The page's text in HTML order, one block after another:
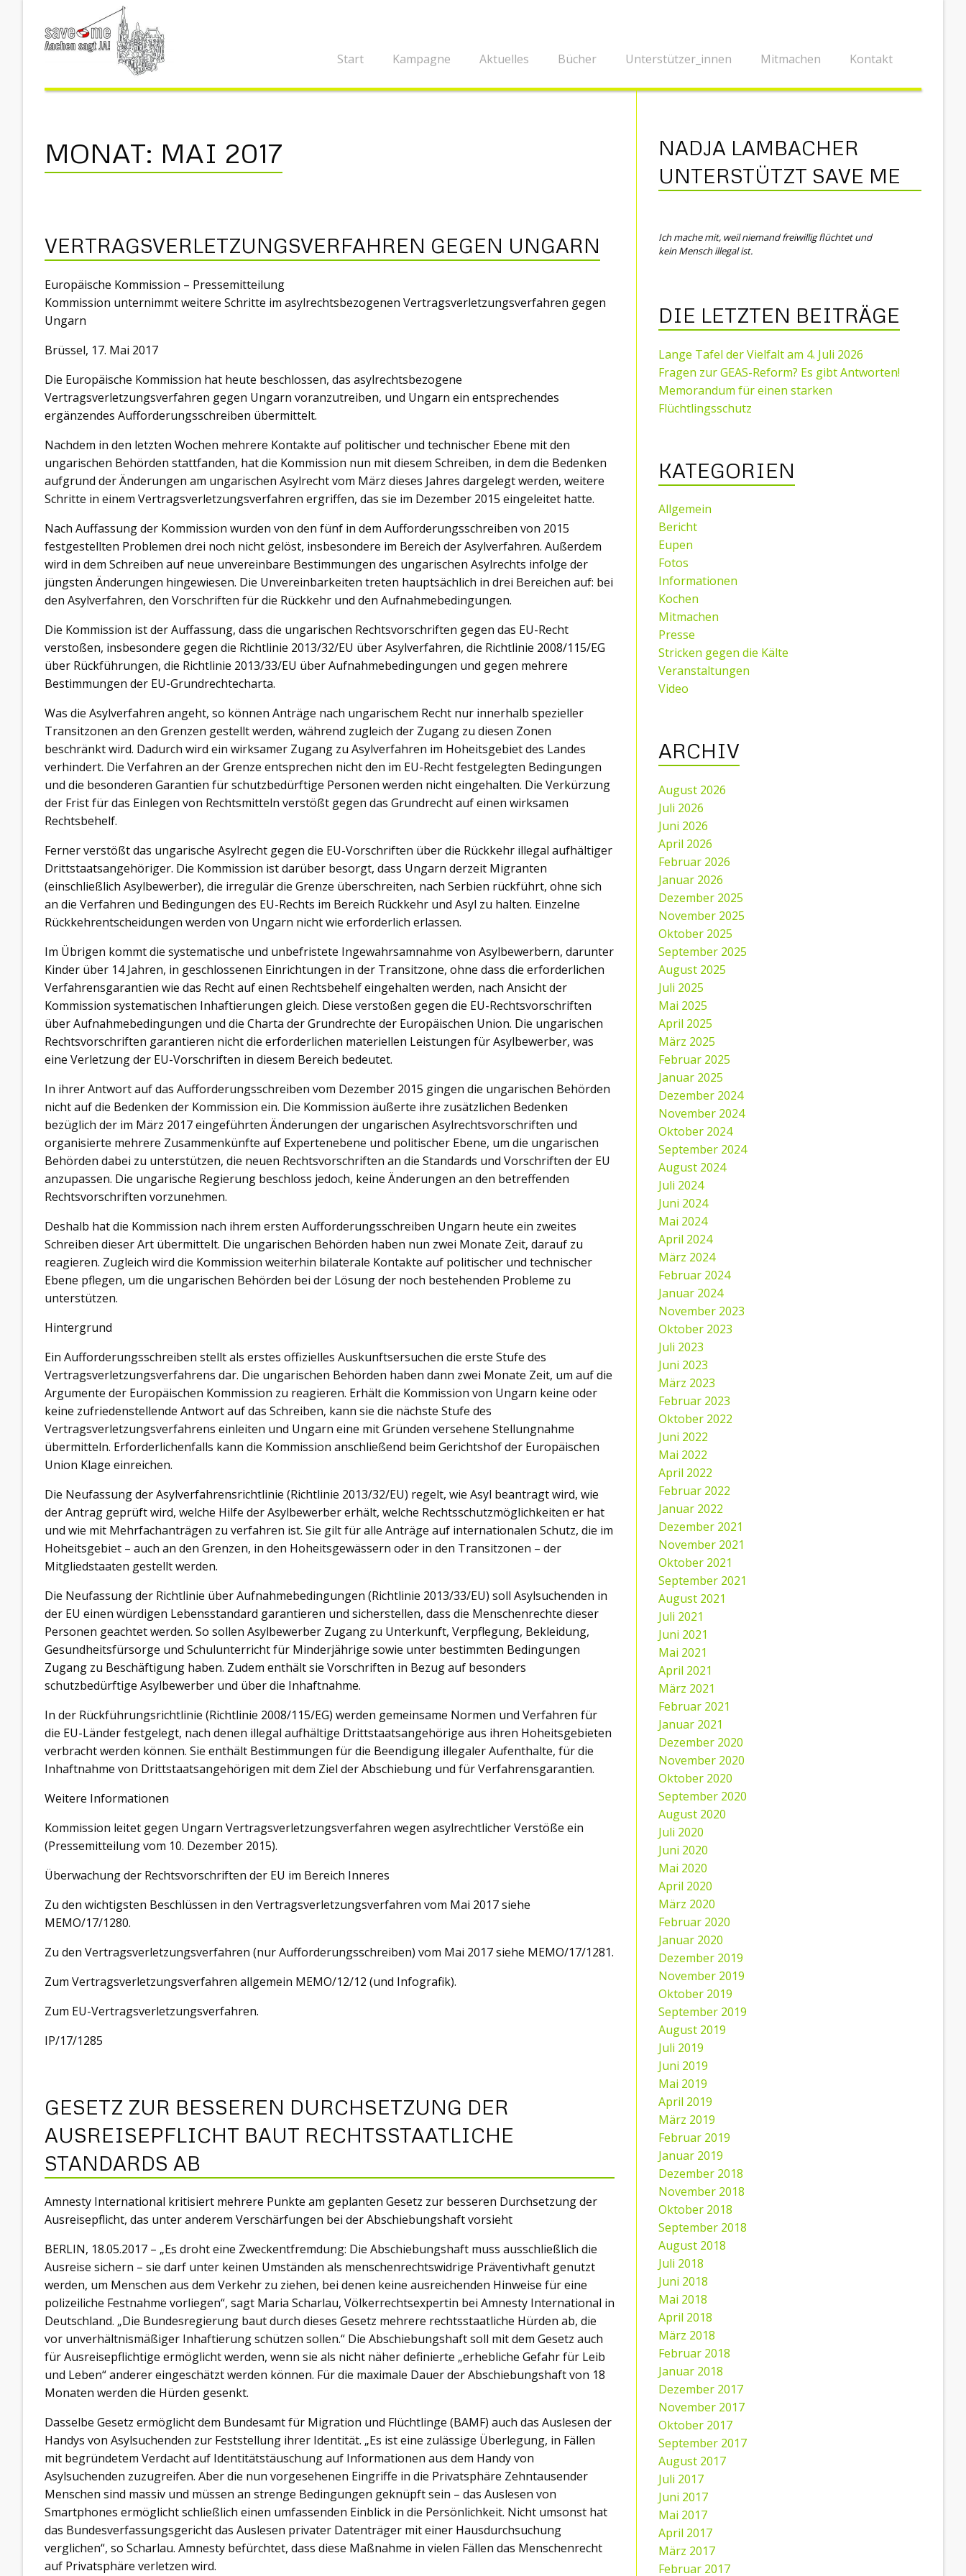
Start Kampagne Aktuelles Bücher Unterstützer_innen Mitmachen Kontakt
MONAT: MAI 2017
VERTRAGSVERLETZUNGSVERFAHREN GEGEN UNGARN
Europäische Kommission – Pressemitteilung
Kommission unternimmt weitere Schritte im asylrechtsbezogenen Vertragsverletzungsverfahren gegen
Ungarn
Brüssel, 17. Mai 2017
Die Europäische Kommission hat heute beschlossen, das asylrechtsbezogene
Vertragsverletzungsverfahren gegen Ungarn voranzutreiben, und Ungarn ein entsprechendes
ergänzendes Aufforderungsschreiben übermittelt.
Nachdem in den letzten Wochen mehrere Kontakte auf politischer und technischer Ebene mit den
ungarischen Behörden stattfanden, hat die Kommission nun mit diesem Schreiben, in dem die Bedenken
aufgrund der Änderungen am ungarischen Asylrecht vom März dieses Jahres dargelegt werden, weitere
Schritte in einem Vertragsverletzungsverfahren ergriffen, das sie im Dezember 2015 eingeleitet hatte.
Nach Auffassung der Kommission wurden von den fünf in dem Aufforderungsschreiben von 2015
festgestellten Problemen drei noch nicht gelöst, insbesondere im Bereich der Asylverfahren. Außerdem
wird in dem Schreiben auf neue unvereinbare Bestimmungen des ungarischen Asylrechts infolge der
jüngsten Änderungen hingewiesen. Die Unvereinbarkeiten treten hauptsächlich in drei Bereichen auf: bei
den Asylverfahren, den Vorschriften für die Rückkehr und den Aufnahmebedingungen.
Die Kommission ist der Auffassung, dass die ungarischen Rechtsvorschriften gegen das EU-Recht
verstoßen, insbesondere gegen die Richtlinie 2013/32/EU über Asylverfahren, die Richtlinie 2008/115/EG
über Rückführungen, die Richtlinie 2013/33/EU über Aufnahmebedingungen und gegen mehrere
Bestimmungen der EU-Grundrechtecharta.
Was die Asylverfahren angeht, so können Anträge nach ungarischem Recht nur innerhalb spezieller
Transitzonen an den Grenzen gestellt werden, während zugleich der Zugang zu diesen Zonen
beschränkt wird. Dadurch wird ein wirksamer Zugang zu Asylverfahren im Hoheitsgebiet des Landes
verhindert. Die Verfahren an der Grenze entsprechen nicht den im EU-Recht festgelegten Bedingungen
und die besonderen Garantien für schutzbedürftige Personen werden nicht eingehalten. Die Verkürzung
der Frist für das Einlegen von Rechtsmitteln verstößt gegen das Grundrecht auf einen wirksamen
Rechtsbehelf.
Ferner verstößt das ungarische Asylrecht gegen die EU-Vorschriften über die Rückkehr illegal aufhältiger
Drittstaatsangehöriger. Die Kommission ist darüber besorgt, dass Ungarn derzeit Migranten
(einschließlich Asylbewerber), die irregulär die Grenze überschreiten, nach Serbien rückführt, ohne sich
an die Verfahren und Bedingungen des EU-Rechts im Bereich Rückkehr und Asyl zu halten. Einzelne
Rückkehrentscheidungen werden von Ungarn nicht wie erforderlich erlassen.
Im Übrigen kommt die systematische und unbefristete Ingewahrsamnahme von Asylbewerbern, darunter
Kinder über 14 Jahren, in geschlossenen Einrichtungen in der Transitzone, ohne dass die erforderlichen
Verfahrensgarantien wie das Recht auf einen Rechtsbehelf eingehalten werden, nach Ansicht der
Kommission systematischen Inhaftierungen gleich. Diese verstoßen gegen die EU-Rechtsvorschriften
über Aufnahmebedingungen und die Charta der Grundrechte der Europäischen Union. Die ungarischen
Rechtsvorschriften garantieren nicht die erforderlichen materiellen Leistungen für Asylbewerber, was
eine Verletzung der EU-Vorschriften in diesem Bereich bedeutet.
In ihrer Antwort auf das Aufforderungsschreiben vom Dezember 2015 gingen die ungarischen Behörden
nicht auf die Bedenken der Kommission ein. Die Kommission äußerte ihre zusätzlichen Bedenken
bezüglich der im März 2017 eingeführten Änderungen der ungarischen Asylrechtsvorschriften und
organisierte mehrere Zusammenkünfte auf Expertenebene und politischer Ebene, um die ungarischen
Behörden dabei zu unterstützen, die neuen Rechtsvorschriften an die Standards und Vorschriften der EU
anzupassen. Die ungarische Regierung beschloss jedoch, keine Änderungen an den betreffenden
Rechtsvorschriften vorzunehmen.
Deshalb hat die Kommission nach ihrem ersten Aufforderungsschreiben Ungarn heute ein zweites
Schreiben dieser Art übermittelt. Die ungarischen Behörden haben nun zwei Monate Zeit, darauf zu
reagieren. Zugleich wird die Kommission weiterhin bilaterale Kontakte auf politischer und technischer
Ebene pflegen, um die ungarischen Behörden bei der Lösung der noch bestehenden Probleme zu
unterstützen.
Hintergrund
Ein Aufforderungsschreiben stellt als erstes offizielles Auskunftsersuchen die erste Stufe des
Vertragsverletzungsverfahrens dar. Die ungarischen Behörden haben dann zwei Monate Zeit, um auf die
Argumente der Europäischen Kommission zu reagieren. Erhält die Kommission von Ungarn keine oder
keine zufriedenstellende Antwort auf das Schreiben, kann sie die nächste Stufe des
Vertragsverletzungsverfahrens einleiten und Ungarn eine mit Gründen versehene Stellungnahme
übermitteln. Erforderlichenfalls kann die Kommission anschließend beim Gerichtshof der Europäischen
Union Klage einreichen.
Die Neufassung der Asylverfahrensrichtlinie (Richtlinie 2013/32/EU) regelt, wie Asyl beantragt wird, wie
der Antrag geprüft wird, welche Hilfe der Asylbewerber erhält, welche Rechtsschutzmöglichkeiten er hat
und wie mit Mehrfachanträgen zu verfahren ist. Sie gilt für alle Anträge auf internationalen Schutz, die im
Hoheitsgebiet – auch an den Grenzen, in den Hoheitsgewässern oder in den Transitzonen – der
Mitgliedstaaten gestellt werden.
Die Neufassung der Richtlinie über Aufnahmebedingungen (Richtlinie 2013/33/EU) soll Asylsuchenden in
der EU einen würdigen Lebensstandard garantieren und sicherstellen, dass die Menschenrechte dieser
Personen geachtet werden. So sollen Asylbewerber Zugang zu Unterkunft, Verpflegung, Bekleidung,
Gesundheitsfürsorge und Schulunterricht für Minderjährige sowie unter bestimmten Bedingungen
Zugang zu Beschäftigung haben. Zudem enthält sie Vorschriften in Bezug auf besonders
schutzbedürftige Asylbewerber und über die Inhaftnahme.
In der Rückführungsrichtlinie (Richtlinie 2008/115/EG) werden gemeinsame Normen und Verfahren für
die EU-Länder festgelegt, nach denen illegal aufhältige Drittstaatsangehörige aus ihren Hoheitsgebieten
verbracht werden können. Sie enthält Bestimmungen für die Beendigung illegaler Aufenthalte, für die
Inhaftnahme von Drittstaatsangehörigen mit dem Ziel der Abschiebung und für Verfahrensgarantien.
Weitere Informationen
Kommission leitet gegen Ungarn Vertragsverletzungsverfahren wegen asylrechtlicher Verstöße ein
(Pressemitteilung vom 10. Dezember 2015).
Überwachung der Rechtsvorschriften der EU im Bereich Inneres
Zu den wichtigsten Beschlüssen in den Vertragsverletzungsverfahren vom Mai 2017 siehe
MEMO/17/1280.
Zu den Vertragsverletzungsverfahren (nur Aufforderungsschreiben) vom Mai 2017 siehe MEMO/17/1281.
Zum Vertragsverletzungsverfahren allgemein MEMO/12/12 (und Infografik).
Zum EU-Vertragsverletzungsverfahren.
IP/17/1285
GESETZ ZUR BESSEREN DURCHSETZUNG DER
AUSREISEPFLICHT BAUT RECHTSSTAATLICHE
STANDARDS AB
Amnesty International kritisiert mehrere Punkte am geplanten Gesetz zur besseren Durchsetzung der
Ausreisepflicht, das unter anderem Verschärfungen bei der Abschiebungshaft vorsieht
BERLIN, 18.05.2017 – „Es droht eine Zweckentfremdung: Die Abschiebungshaft muss ausschließlich die
Ausreise sichern – sie darf unter keinen Umständen als menschenrechtswidrige Präventivhaft genutzt
werden, um Menschen aus dem Verkehr zu ziehen, bei denen keine ausreichenden Hinweise für eine
polizeiliche Festnahme vorliegen“, sagt Maria Scharlau, Völkerrechtsexpertin bei Amnesty International in
Deutschland. „Die Bundesregierung baut durch dieses Gesetz mehrere rechtsstaatliche Hürden ab, die
vor unverhältnismäßiger Inhaftierung schützen sollen.“ Die Abschiebungshaft soll mit dem Gesetz auch
für Ausreisepflichtige ermöglicht werden, wenn sie als nicht näher definierte „erhebliche Gefahr für Leib
und Leben“ anderer eingeschätzt werden können. Für die maximale Dauer der Abschiebungshaft von 18
Monaten werden die Hürden gesenkt.
Dasselbe Gesetz ermöglicht dem Bundesamt für Migration und Flüchtlinge (BAMF) auch das Auslesen der
Handys von Asylsuchenden zur Feststellung ihrer Identität. „Es ist eine zulässige Überlegung, in Fällen
mit begründetem Verdacht auf Identitätstäuschung auf Informationen aus dem Handy von
Asylsuchenden zuzugreifen. Aber die nun vorgesehenen Eingriffe in die Privatsphäre Zehntausender
Menschen sind massiv und müssen an strenge Bedingungen geknüpft sein – das Auslesen von
Smartphones ermöglicht schließlich einen umfassenden Einblick in die Persönlichkeit. Nicht umsonst hat
das Bundesverfassungsgericht das Auslesen privater Datenträger mit einer Hausdurchsuchung
verglichen“, so Scharlau. Amnesty befürchtet, dass diese Maßnahme in vielen Fällen das Menschenrecht
auf Privatsphäre verletzen wird.
NADJA LAMBACHER
UNTERSTÜTZT SAVE ME
Ich mache mit, weil niemand freiwillig flüchtet und
kein Mensch illegal ist.
DIE LETZTEN BEITRÄGE
Lange Tafel der Vielfalt am 4. Juli 2026
Fragen zur GEAS-Reform? Es gibt Antworten!
Memorandum für einen starken
Flüchtlingsschutz
KATEGORIEN
Allgemein
Bericht
Eupen
Fotos
Informationen
Kochen
Mitmachen
Presse
Stricken gegen die Kälte
Veranstaltungen
Video
ARCHIV
August 2026
Juli 2026
Juni 2026
April 2026
Februar 2026
Januar 2026
Dezember 2025
November 2025
Oktober 2025
September 2025
August 2025
Juli 2025
Mai 2025
April 2025
März 2025
Februar 2025
Januar 2025
Dezember 2024
November 2024
Oktober 2024
September 2024
August 2024
Juli 2024
Juni 2024
Mai 2024
April 2024
März 2024
Februar 2024
Januar 2024
November 2023
Oktober 2023
Juli 2023
Juni 2023
März 2023
Februar 2023
Oktober 2022
Juni 2022
Mai 2022
April 2022
Februar 2022
Januar 2022
Dezember 2021
November 2021
Oktober 2021
September 2021
August 2021
Juli 2021
Juni 2021
Mai 2021
April 2021
März 2021
Februar 2021
Januar 2021
Dezember 2020
November 2020
Oktober 2020
September 2020
August 2020
Juli 2020
Juni 2020
Mai 2020
April 2020
März 2020
Februar 2020
Januar 2020
Dezember 2019
November 2019
Oktober 2019
September 2019
August 2019
Juli 2019
Juni 2019
Mai 2019
April 2019
März 2019
Februar 2019
Januar 2019
Dezember 2018
November 2018
Oktober 2018
September 2018
August 2018
Juli 2018
Juni 2018
Mai 2018
April 2018
März 2018
Februar 2018
Januar 2018
Dezember 2017
November 2017
Oktober 2017
September 2017
August 2017
Juli 2017
Juni 2017
Mai 2017
April 2017
März 2017
Februar 2017